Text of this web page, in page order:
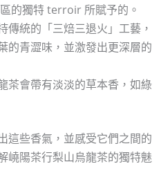
的獨特 terroir 所賦予的。
傳統的「三焙三退火」工藝，
的青澀味，並激發出更深層的
茶會帶有淡淡的草本香，如綠
這些香氣，並感受它們之間的
嶢陽茶行梨山烏龍茶的獨特魅